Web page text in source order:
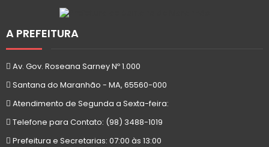
A PREFEITURA
Av. Gov. Roseana Sarney Nº 1.000
Santana do Maranhão - MA, 65560-000
Atendimento de Segunda a Sexta-feira:
Telefone para Contato: (98) 3488-1019
Prefeitura e Secretarias: 07:00 às 13:00